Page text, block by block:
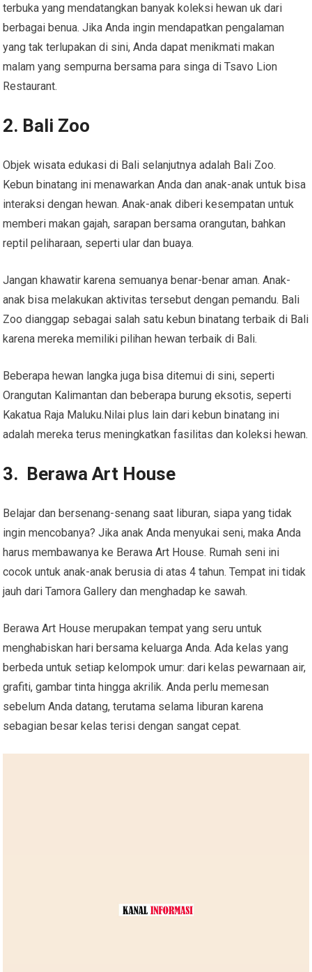
terbuka yang mendatangkan banyak koleksi hewan uk dari
berbagai benua. Jika Anda ingin mendapatkan pengalaman
yang tak terlupakan di sini, Anda dapat menikmati makan
malam yang sempurna bersama para singa di Tsavo Lion
Restaurant.
2. Bali Zoo
Objek wisata edukasi di Bali selanjutnya adalah Bali Zoo.
Kebun binatang ini menawarkan Anda dan anak-anak untuk bisa
interaksi dengan hewan. Anak-anak diberi kesempatan untuk
memberi makan gajah, sarapan bersama orangutan, bahkan
reptil peliharaan, seperti ular dan buaya.
Jangan khawatir karena semuanya benar-benar aman. Anak-
anak bisa melakukan aktivitas tersebut dengan pemandu. Bali
Zoo dianggap sebagai salah satu kebun binatang terbaik di Bali
karena mereka memiliki pilihan hewan terbaik di Bali.
Beberapa hewan langka juga bisa ditemui di sini, seperti
Orangutan Kalimantan dan beberapa burung eksotis, seperti
Kakatua Raja Maluku.Nilai plus lain dari kebun binatang ini
adalah mereka terus meningkatkan fasilitas dan koleksi hewan.
3. Berawa Art House
Belajar dan bersenang-senang saat liburan, siapa yang tidak
ingin mencobanya? Jika anak Anda menyukai seni, maka Anda
harus membawanya ke Berawa Art House. Rumah seni ini
cocok untuk anak-anak berusia di atas 4 tahun. Tempat ini tidak
jauh dari Tamora Gallery dan menghadap ke sawah.
Berawa Art House merupakan tempat yang seru untuk
menghabiskan hari bersama keluarga Anda. Ada kelas yang
berbeda untuk setiap kelompok umur: dari kelas pewarnaan air,
grafiti, gambar tinta hingga akrilik. Anda perlu memesan
sebelum Anda datang, terutama selama liburan karena
sebagian besar kelas terisi dengan sangat cepat.